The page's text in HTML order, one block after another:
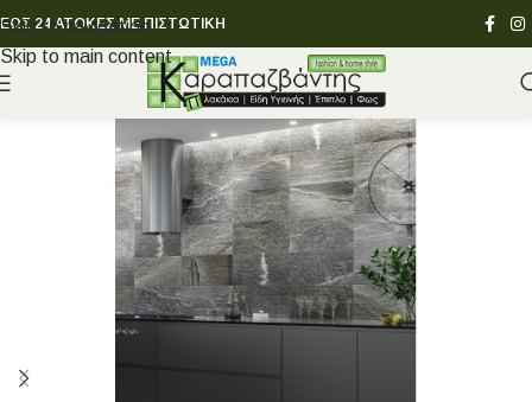
Skip to navigation
Skip to main content
ΕΩΣ 24 ΑΤΟΚΕΣ ΜΕ ΠΙΣΤΩΤΙΚΗ